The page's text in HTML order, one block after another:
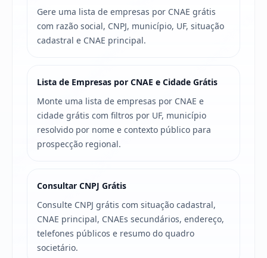
Gere uma lista de empresas por CNAE grátis
com razão social, CNPJ, município, UF, situação
cadastral e CNAE principal.
Lista de Empresas por CNAE e Cidade Grátis
Monte uma lista de empresas por CNAE e
cidade grátis com filtros por UF, município
resolvido por nome e contexto público para
prospecção regional.
Consultar CNPJ Grátis
Consulte CNPJ grátis com situação cadastral,
CNAE principal, CNAEs secundários, endereço,
telefones públicos e resumo do quadro
societário.